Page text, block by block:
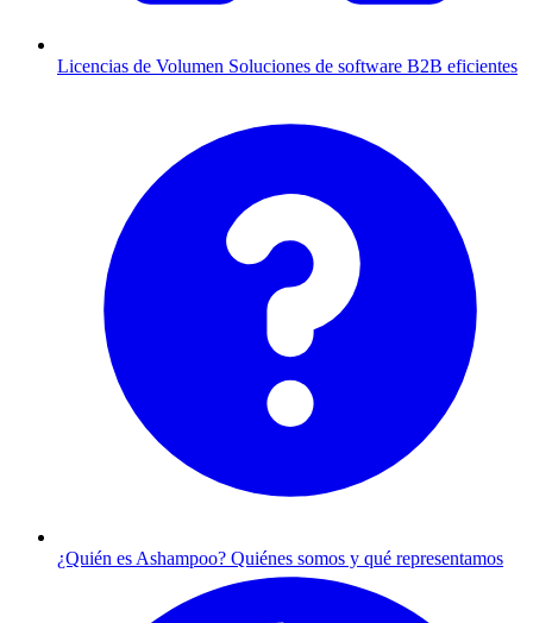
Licencias de Volumen Soluciones de software B2B eficientes
¿Quién es Ashampoo? Quiénes somos y qué representamos